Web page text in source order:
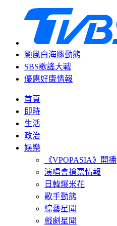
颱風白海豚動態
SBS歌謠大戰
優惠好康情報
首頁
即時
生活
政治
娛樂
《VPOPASIA》開播
演唱會搶票情報
日韓爆米花
歌手動態
綜藝星聞
戲劇星聞